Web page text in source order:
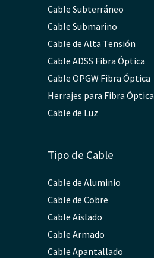
Cable Subterráneo
Cable Submarino
Cable de Alta Tensión
Cable ADSS Fibra Óptica
Cable OPGW Fibra Óptica
Herrajes para Fibra Óptica
Cable de Luz
Tipo de Cable
Cable de Aluminio
Cable de Cobre
Cable Aislado
Cable Armado
Cable Apantallado